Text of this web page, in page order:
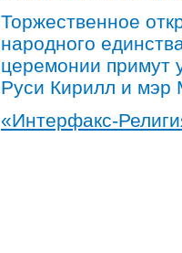
Торжественное
народного
церемонии примут
Руси Кирилл и
«Интерфакс-